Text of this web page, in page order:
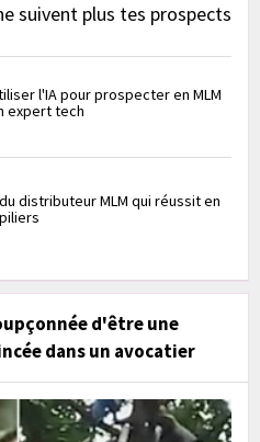
suivent plus tes prospects
l'IA pour prospecter en MLM
expert tech
distributeur MLM qui réussit en
d'être une
dans un avocatier